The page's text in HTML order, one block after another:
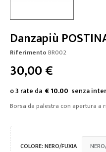
Danzapiù
RiferimentoBR002
30,00 €
€ 10.00
Borsa da palestra con apertura a
COLORE: NERO/FUXIA